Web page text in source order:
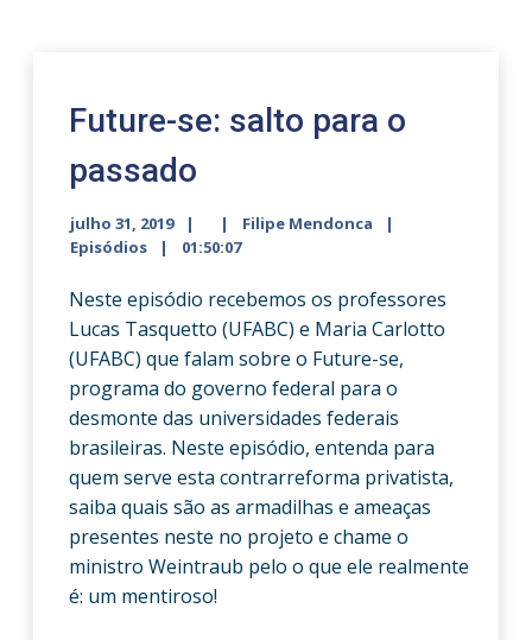
Future-se: salto para o
passado
julho 31, 2019
Filipe Mendonca
Episódios
01:50:07
Neste episódio recebemos os professores
Lucas Tasquetto (UFABC) e Maria Carlotto
(UFABC) que falam sobre o Future-se,
programa do governo federal para o
desmonte das universidades federais
brasileiras. Neste episódio, entenda para
quem serve esta contrarreforma privatista,
saiba quais são as armadilhas e ameaças
presentes neste no projeto e chame o
ministro Weintraub pelo o que ele realmente
é: um mentiroso!